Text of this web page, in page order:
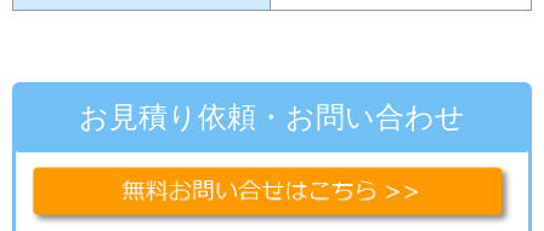
お見積り依頼・お問い合わせ